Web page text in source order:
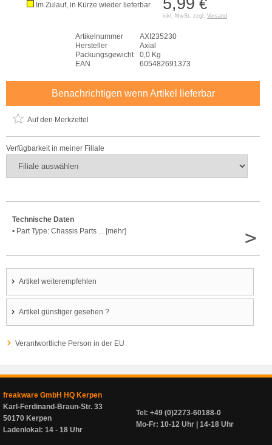
5,99 €
inkl. MwSt. zzgl. Versand
Im Zulauf, in Kürze wieder lieferbar
Artikelnummer
AXI235230
Hersteller
Axial
Packungsgewicht
0,0 Kg
EAN
605482691373
Benachrichtigen wenn Artikel lieferbar
Auf den Merkzettel
Verfügbarkeit in meiner Filiale
Technische Daten
• Part Type: Chassis Parts ... [mehr]
>
Artikel weiterempfehlen
Artikel günstiger gesehen ?
Verantwortliche Person in der EU
freakware GmbH HQ Kerpen
Karl-Ferdinand-Braun-Str. 33
50170 Kerpen
Ladenlokal: 14 - 18 Uhr
Tel: +49 (0)2273-60188-0
Mo-Fr: 10-12 Uhr | 14-18 Uhr